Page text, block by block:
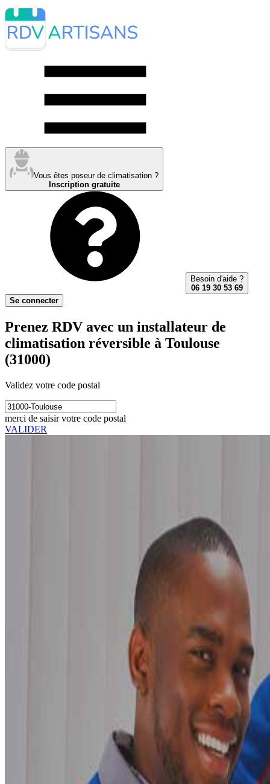
Vous êtes poseur de climatisation ?
Inscription gratuite
Besoin d'aide ?
06 19 30 53 69
Se connecter
Prenez RDV avec un installateur de
climatisation réversible à Toulouse
(31000)
Validez votre code postal
merci de saisir votre code postal
VALIDER